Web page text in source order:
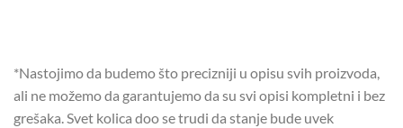
*Nastojimo da budemo što precizniji u opisu svih proizvoda,
ali ne možemo da garantujemo da su svi opisi kompletni i bez
grešaka. Svet kolica doo se trudi da stanje bude uvek